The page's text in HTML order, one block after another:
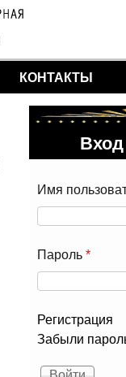
КОНТАКТЫ
Имя
Пароль *
Регистрация
Забыли